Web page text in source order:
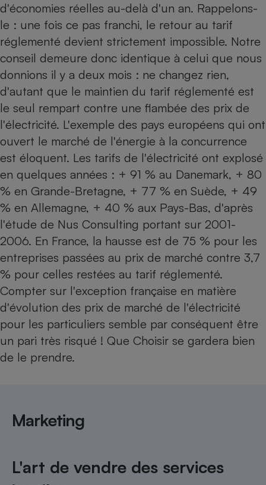
d'économies réelles au-delà d'un an. Rappelons-
le : une fois ce pas franchi, le retour au tarif
réglementé devient strictement impossible. Notre
conseil demeure donc identique à celui que nous
donnions il y a deux mois : ne changez rien,
d'autant que le maintien du tarif réglementé est
le seul rempart contre une flambée des prix de
l'électricité. L'exemple des pays européens qui ont
ouvert le marché de l'énergie à la concurrence
est éloquent. Les tarifs de l'électricité ont explosé
en quelques années : + 91 % au Danemark, + 80
% en Grande-Bretagne, + 77 % en Suède, + 49
% en Allemagne, + 40 % aux Pays-Bas, d'après
l'étude de Nus Consulting portant sur 2001-
2006. En France, la hausse est de 75 % pour les
entreprises passées au prix de marché contre 3,7
% pour celles restées au tarif réglementé.
Compter sur l'exception française en matière
d'évolution des prix de marché de l'électricité
pour les particuliers semble par conséquent être
un pari très risqué ! Que Choisir se gardera bien
de le prendre.
Marketing
L'art de vendre des services